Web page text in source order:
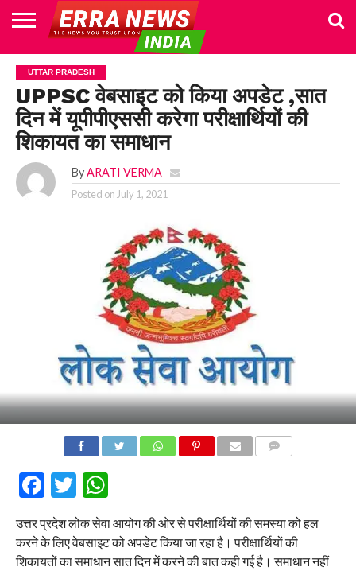
HOME
POLITICS
NEWS
BUSINESS
CULTURE
NATIONAL
SPORTS
LIFESTYLE
TRAVEL
OPINION
BREAKING
NEWS
ENTERTAINMENT
WORLD
CRIME
JOIN
US
UTTAR PRADESH
UPPSC वेबसाइट को किया अपडेट ,सात
दिन में यूपीपीएससी करेगा परीक्षार्थियों की
शिकायत का समाधान
By ARATI VERMA
Posted on July 1, 2021
Facebook
Twitter
WhatsApp
उत्तर प्रदेश लोक सेवा आयोग की ओर से परीक्षार्थियों की समस्या को हल
करने के लिए वेबसाइट को अपडेट किया जा रहा है। परीक्षार्थियों की
शिकायतों का समाधान सात दिन में करने की बात कही गई है। समाधान नहीं